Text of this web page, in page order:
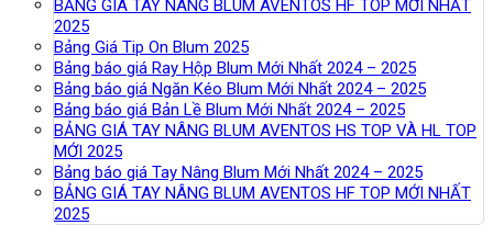
BẢNG GIÁ TAY NÂNG BLUM AVENTOS HF TOP MỚI NHẤT
2025
Bảng Giá Tip On Blum 2025
Bảng báo giá Ray Hộp Blum Mới Nhất 2024 – 2025
Bảng báo giá Ngăn Kéo Blum Mới Nhất 2024 – 2025
Bảng báo giá Bản Lề Blum Mới Nhất 2024 – 2025
BẢNG GIÁ TAY NÂNG BLUM AVENTOS HS TOP VÀ HL TOP
MỚI 2025
Bảng báo giá Tay Nâng Blum Mới Nhất 2024 – 2025
BẢNG GIÁ TAY NÂNG BLUM AVENTOS HF TOP MỚI NHẤT
2025